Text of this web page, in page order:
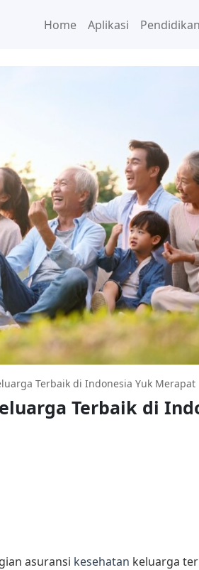
Home Aplikasi Pendidikan
Terbaik di Indonesia Yuk Merapat
Terbaik di
asuransi kesehatan keluarga